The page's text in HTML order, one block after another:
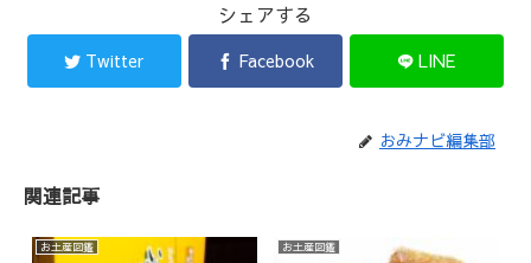
シェアする
Twitter Facebook LINE
おみナビ編集部
関連記事
お土産図鑑 お土産図鑑